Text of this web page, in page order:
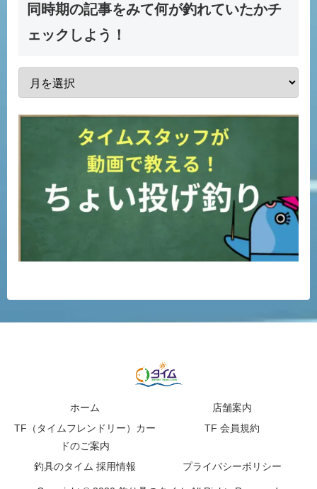
同時期の記事をみて何が釣れていたかチ
ェックしよう！
ホーム
店舗案内
TF（タイムフレンドリー）カー
ドのご案内
TF 会員規約
釣具のタイム 採用情報 プライバシーポリシー